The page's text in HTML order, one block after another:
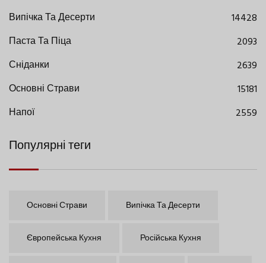
Випічка Та Десерти
14428
Паста Та Піца
2093
Сніданки
2639
Основні Страви
15181
Напої
2559
Популярні теги
Основні Страви Випічка Та Десерти
Європейська Кухня Російська Кухня